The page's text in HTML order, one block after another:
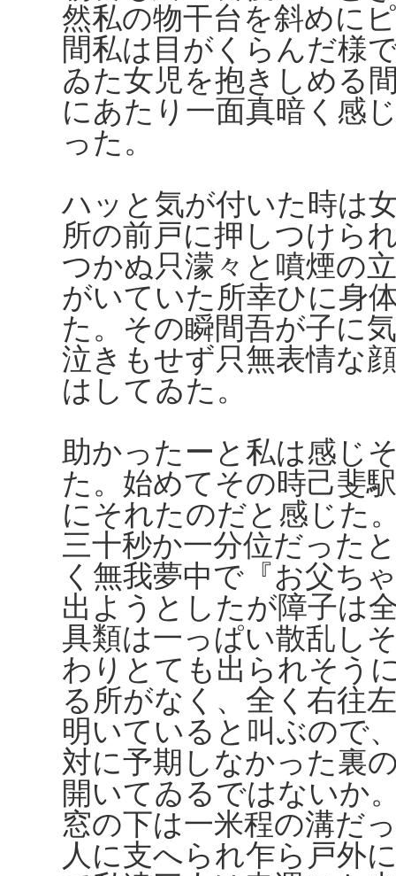
然私の物干台を斜めに
間私は目がくらんだ様
ゐた女児を抱きしめる
にあたり一面真暗く感
った。
ハッと気が付いた時は
所の前戸に押しつけら
つかぬ只濛々と噴煙の
がいていた所幸ひに身
た。その瞬間吾が子に
泣きもせず只無表情な
はしてゐた。
助かったーと私は感じ
た。始めてその時己斐
にそれたのだと感じた
三十秒か一分位だった
く無我夢中で『お父ち
出ようとしたが障子は
具類は一っぱい散乱し
わりとても出られそう
る所がなく、全く右往
明いていると叫ぶので
対に予期しなかった裏
開いてゐるではないか
窓の下は一米程の溝だ
人に支へられ乍ら戸外